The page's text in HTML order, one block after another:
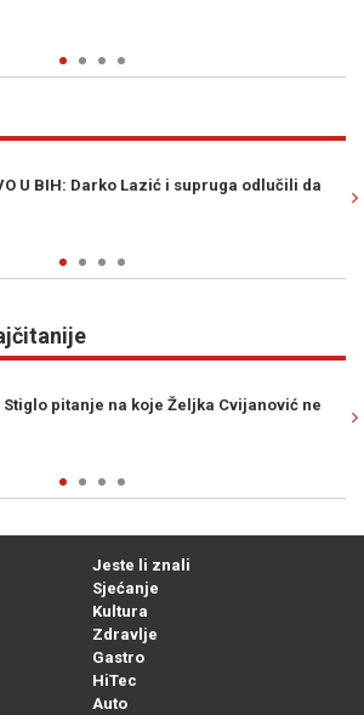
PROCURILO IZ WASHINGTONA: Trump
ŠOK VIJEST KOJA JE UZDRMALA
Jeste li znali
Sjećanje
Kultura
Zdravlje
Gastro
HiTec
Auto